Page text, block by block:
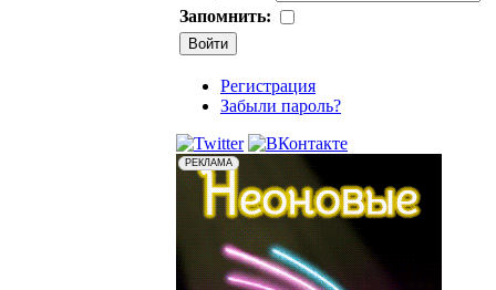
Запомнить:
Регистрация
Забыли пароль?